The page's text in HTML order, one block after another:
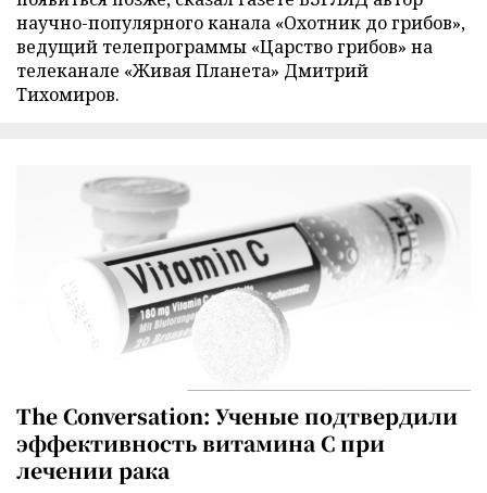
научно-популярного канала «Охотник до грибов»,
ведущий телепрограммы «Царство грибов» на
телеканале «Живая Планета» Дмитрий
Тихомиров.
The Conversation: Ученые подтвердили
эффективность витамина C при
лечении рака